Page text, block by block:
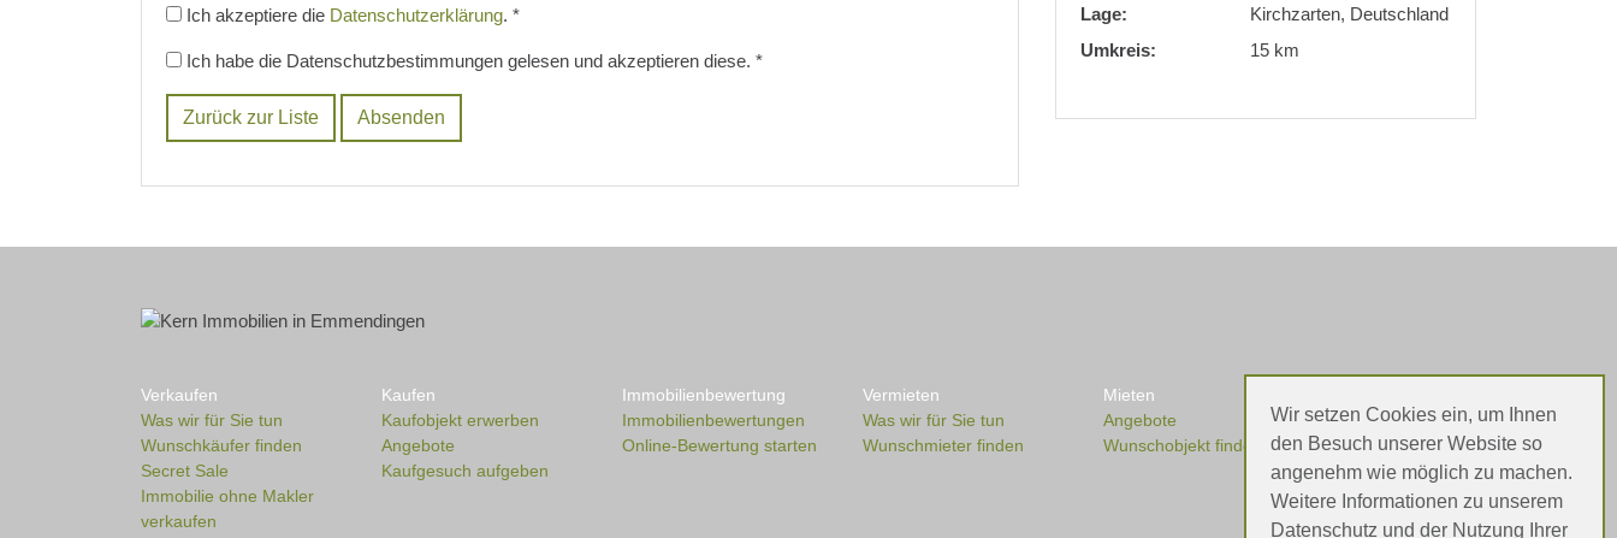
Ich akzeptiere die Datenschutzerklärung. *
Ich habe die Datenschutzbestimmungen gelesen und akzeptieren diese. *
Zurück zur Liste
Lage:
Kirchzarten, Deutschland
Umkreis:
15 km
Verkaufen
Was wir für Sie tun
Wunschkäufer finden
Secret Sale
Immobilie ohne Makler
verkaufen
Kaufen
Kaufobjekt erwerben
Angebote
Kaufgesuch aufgeben
Immobilienbewertung
Immobilienbewertungen
Online-Bewertung starten
Vermieten
Was wir für Sie tun
Wunschmieter finden
Mieten
Angebote
Wunschobjekt finden
Wir setzen Cookies ein, um Ihnen
den Besuch unserer Website so
angenehm wie möglich zu machen.
Weitere Informationen zu unserem
Datenschutz und der Nutzung Ihrer